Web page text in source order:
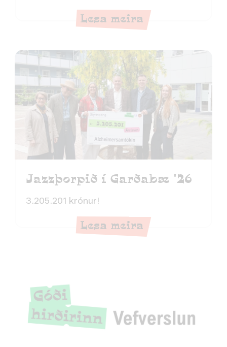
Lesa meira
Jazzþorpið í Garðabæ '26
3.205.201 krónur!
Lesa meira